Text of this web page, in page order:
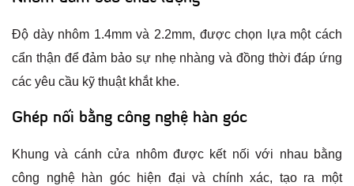
Độ dày nhôm 1.4mm và 2.2mm, được chọn lựa một cách
cẩn thận để đảm bảo sự nhẹ nhàng và đồng thời đáp ứng
các yêu cầu kỹ thuật khắt khe.
Ghép nối bằng công nghệ hàn góc
Khung và cánh cửa nhôm được kết nối với nhau bằng
công nghệ hàn góc hiện đại và chính xác, tạo ra một